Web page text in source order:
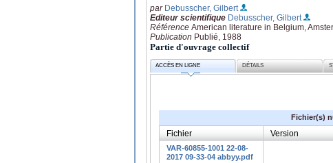
par Debusscher, Gilbert
Editeur scientifique Debusscher, Gilbert
Référence American literature in Belgium,
Publication Publié, 1988
Partie d'ouvrage collectif
ACCÈS EN LIGNE DÉTAILS
Fichier(s)
Fichier Version
VAR-60855-1001 22-08-
2017 09-33-04 abbyy.pdf